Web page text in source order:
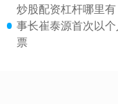
炒股配资杠杆哪里
事长崔泰源首次以
票